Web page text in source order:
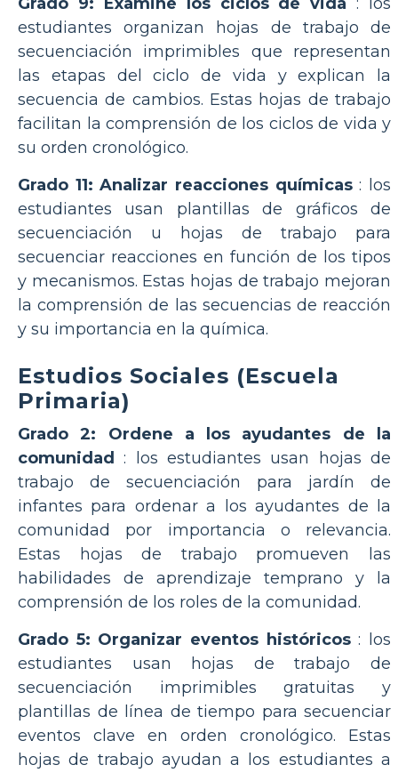
estudiantes organizan hojas de trabajo de
secuenciación imprimibles que representan
las etapas del ciclo de vida y explican la
secuencia de cambios. Estas hojas de trabajo
facilitan la comprensión de los ciclos de vida y
su orden cronológico.
Grado 11: Analizar reacciones químicas: los
estudiantes usan plantillas de gráficos de
secuenciación u hojas de trabajo para
secuenciar reacciones en función de los tipos
y mecanismos. Estas hojas de trabajo mejoran
la comprensión de las secuencias de reacción
y su importancia en la química.
Estudios Sociales (Escuela
Primaria)
Grado 2: Ordene a los ayudantes de la
comunidad
: los estudiantes usan hojas de
trabajo de secuenciación para jardín de
infantes para ordenar a los ayudantes de la
comunidad por importancia o relevancia.
Estas hojas de trabajo promueven las
habilidades de aprendizaje temprano y la
comprensión de los roles de la comunidad.
Grado 5: Organizar eventos históricos: los
estudiantes usan hojas de trabajo de
secuenciación imprimibles gratuitas y
plantillas de línea de tiempo para secuenciar
eventos clave en orden cronológico. Estas
hojas de trabajo ayudan a los estudiantes a